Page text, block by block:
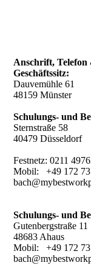
Anschrift,
Geschäftssitz:
Dauvemühle 61
48159 Münster
Schulungs- und
Sternstraße 58
40479 Düsseldorf
Festnetz: 0211
Mobil: +49 172
Schulungs- und
Gutenbergstraße 11
48683 Ahaus
Mobil: +49 172